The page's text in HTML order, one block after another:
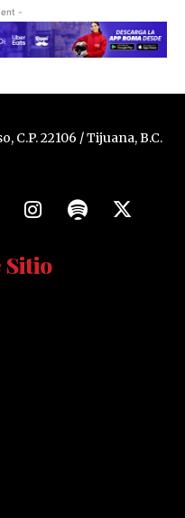
-
C.P. 22106 / Tijuana, B.C.
Sitio